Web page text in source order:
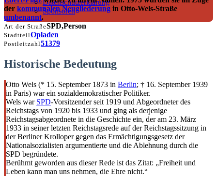
Datenschutzerklärung
Sponsoren
der kommunalen Neugliederung in Otto-Wels-Straße
umbenannt.
Art der StraßeSPD,Person
StadtteilOpladen
Postleitzahl51379
Historische Bedeutung
Otto Wels (* 15. September 1873 in Berlin; † 16. September 1939
in Paris) war ein sozialdemokratischer Politiker.
Wels war SPD-Vorsitzender seit 1919 und Abgeordneter des
Reichstags von 1920 bis 1933 und ging als derjenige
Reichstagsabgeordnete in die Geschichte ein, der am 23. März
1933 in seiner letzten Reichstagsrede auf der Reichstagssitzung in
der Berliner Krolloper gegen das Ermächtigungsgesetz der
Nationalsozialisten argumentierte und die Ablehnung durch die
SPD begründete.
Berühmt geworden aus dieser Rede ist das Zitat: „Freiheit und
Leben kann man uns nehmen, die Ehre nicht.“